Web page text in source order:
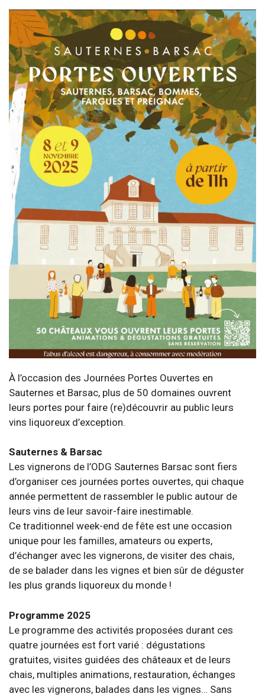
À l’occasion des Journées Portes Ouvertes en
Sauternes et Barsac, plus de 50 domaines ouvrent
leurs portes pour faire (re)découvrir au public leurs
vins liquoreux d’exception.
Sauternes & Barsac
Les vignerons de l’ODG Sauternes Barsac sont fiers
d’organiser ces journées portes ouvertes, qui chaque
année permettent de rassembler le public autour de
leurs vins de leur savoir-faire inestimable.
Ce traditionnel week-end de fête est une occasion
unique pour les familles, amateurs ou experts,
d’échanger avec les vignerons, de visiter des chais,
de se balader dans les vignes et bien sûr de déguster
les plus grands liquoreux du monde !
Programme 2025
Le programme des activités proposées durant ces
quatre journées est fort varié : dégustations
gratuites, visites guidées des châteaux et de leurs
chais, multiples animations, restauration, échanges
avec les vignerons, balades dans les vignes… Sans